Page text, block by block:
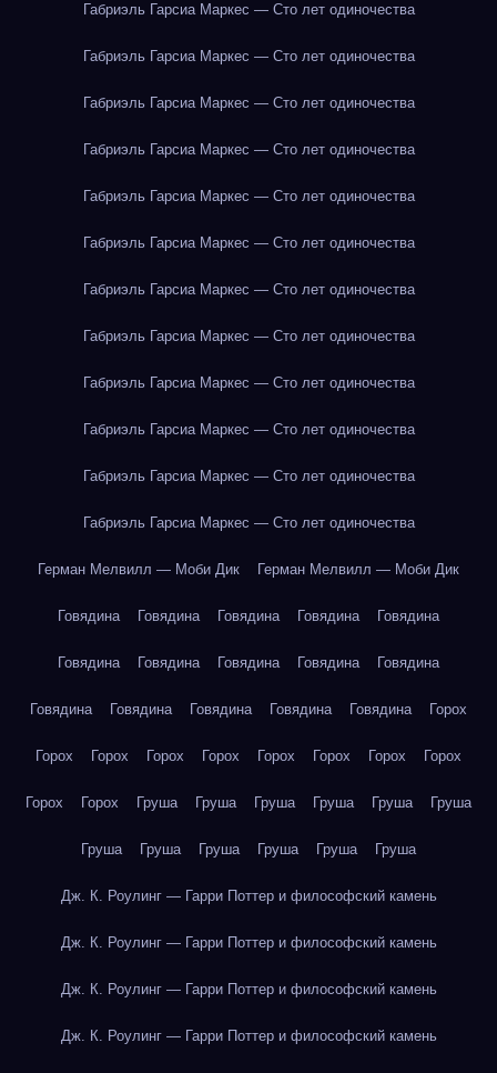
Габриэль Гарсиа Маркес — Сто лет одиночества
Габриэль Гарсиа Маркес — Сто лет одиночества
Габриэль Гарсиа Маркес — Сто лет одиночества
Габриэль Гарсиа Маркес — Сто лет одиночества
Габриэль Гарсиа Маркес — Сто лет одиночества
Габриэль Гарсиа Маркес — Сто лет одиночества
Габриэль Гарсиа Маркес — Сто лет одиночества
Габриэль Гарсиа Маркес — Сто лет одиночества
Габриэль Гарсиа Маркес — Сто лет одиночества
Габриэль Гарсиа Маркес — Сто лет одиночества
Габриэль Гарсиа Маркес — Сто лет одиночества
Габриэль Гарсиа Маркес — Сто лет одиночества
Герман Мелвилл — Моби Дик Герман Мелвилл — Моби Дик
Говядина Говядина Говядина Говядина Говядина
Говядина Говядина Говядина Говядина Говядина
Говядина Говядина Говядина Говядина Говядина Горох
Горох Горох Горох Горох Горох Горох Горох Горох
Горох Горох Груша Груша Груша Груша Груша Груша
Груша Груша Груша Груша Груша Груша
Дж. К. Роулинг — Гарри Поттер и философский камень
Дж. К. Роулинг — Гарри Поттер и философский камень
Дж. К. Роулинг — Гарри Поттер и философский камень
Дж. К. Роулинг — Гарри Поттер и философский камень